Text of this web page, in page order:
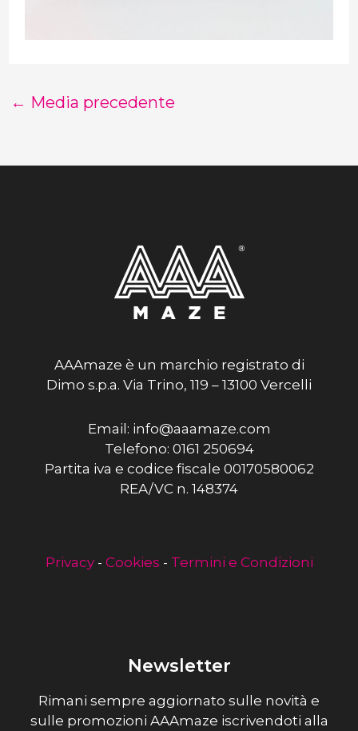
← Media precedente
AAAmaze è un marchio registrato di
Dimo s.p.a. Via Trino, 119 – 13100 Vercelli
Email: info@aaamaze.com
Telefono: 0161 250694
Partita iva e codice fiscale 00170580062
REA/VC n. 148374
Privacy- Cookies - Termini e Condizioni
Newsletter
Rimani sempre aggiornato sulle novità e
sulle promozioni AAAmaze iscrivendoti alla